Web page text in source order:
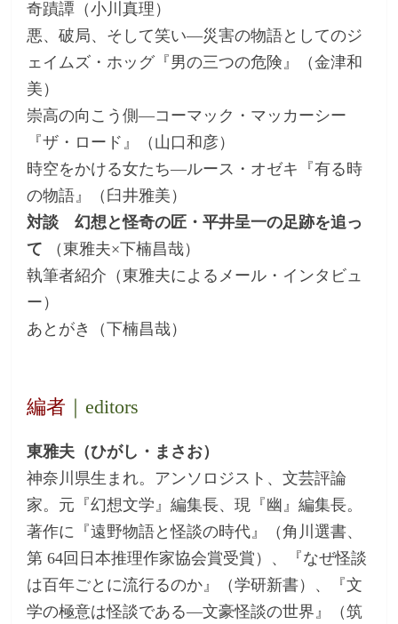
奇蹟譚（小川真理）
悪、破局、そして笑い―災害の物語としてのジ
ェイムズ・ホッグ『男の三つの危険』（金津和
美）
崇高の向こう側―コーマック・マッカーシー
『ザ・ロード』（山口和彦）
時空をかける女たち―ルース・オゼキ『有る時
の物語』（臼井雅美）
対談 幻想と怪奇の匠・平井呈一の足跡を追っ
て
（東雅夫×下楠昌哉）
執筆者紹介（東雅夫によるメール・インタビュ
ー）
あとがき（下楠昌哉）
編者 ｜editors
東雅夫（ひがし・まさお）
神奈川県生まれ。アンソロジスト、文芸評論
家。元『幻想文学』編集長、現『幽』編集長。
著作に『遠野物語と怪談の時代』（角川選書、
第 64回日本推理作家協会賞受賞）、『なぜ怪談
は百年ごとに流行るのか』（学研新書）、『文
学の極意は怪談である―文豪怪談の世界』（筑